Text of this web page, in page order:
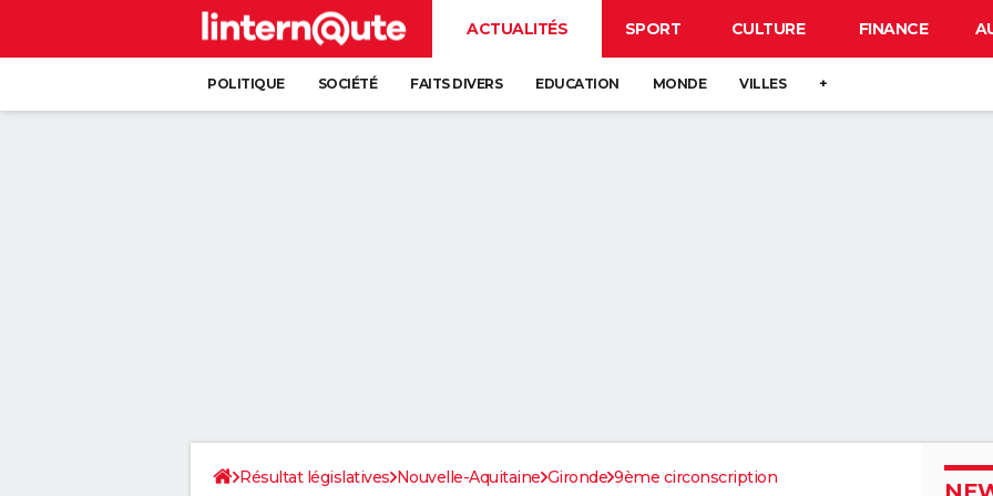
ACTUALITÉS SPORT CULTURE FINANCE
POLITIQUE SOCIÉTÉ FAITS DIVERS EDUCATION MONDE VILLES +
Résultat législatives Nouvelle-Aquitaine Gironde 9ème circonscription